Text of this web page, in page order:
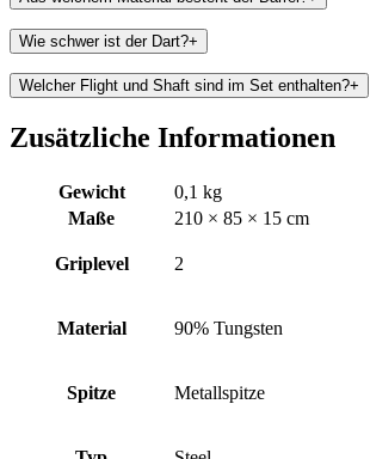
Wie schwer ist der Dart?+
Welcher Flight und Shaft sind im Set enthalten?+
Zusätzliche Informationen
Gewicht
0,1 kg
Maße
210 × 85 × 15 cm
Griplevel 2
Material 90% Tungsten
Spitze Metallspitze